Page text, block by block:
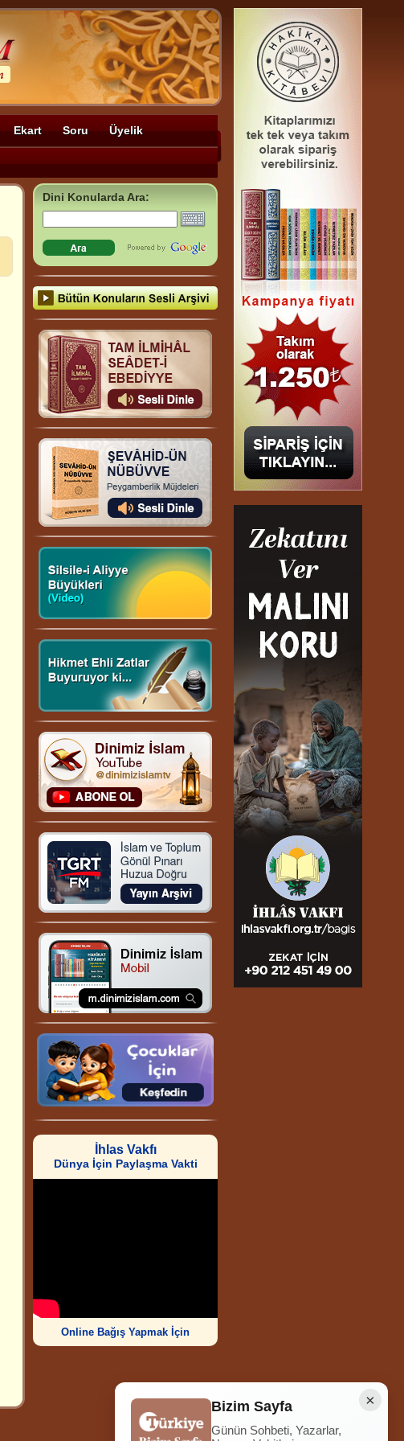
Ekart Soru Üyelik
Dini Konularda Ara:
İhlas Vakfı
Dünya İçin Paylaşma Vakti
Online Bağış Yapmak İçin
Ziyaretçi Sayısı
252.014.734
×
Bizim Sayfa
Günün Sohbeti, Yazarlar,